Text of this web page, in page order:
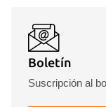
Boletín
Suscripción al